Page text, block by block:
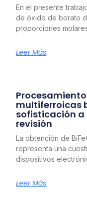
En el presente
de óxido de borato
proporciones
Leer Más
multiferroicas
sofisticación a
revisión
La obtención de
representa una
dispositivos
Leer Más